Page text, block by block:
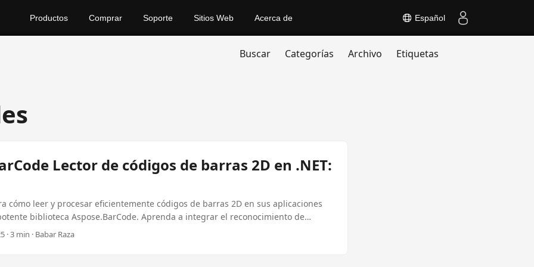
Español
Productos Comprar Soporte Sitios Web Acerca de
Buscar Categorías Archivo Etiquetas
Lector de códigos de barras 2D en .NET:
cómo leer y procesar eficientemente códigos de barras 2D en sus aplicaciones
biblioteca Aspose.BarCode. Aprenda a integrar el reconocimiento de
en sus proyectos C#.
3 min · Babar Raza